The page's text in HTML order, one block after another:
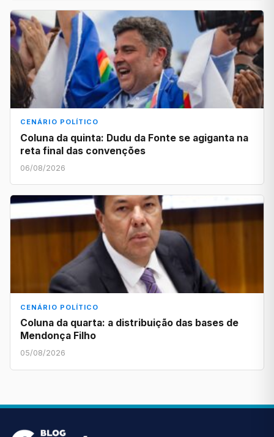
CENÁRIO POLÍTICO
Coluna da quinta: Dudu da Fonte se agiganta na
reta final das convenções
06/08/2026
CENÁRIO POLÍTICO
Coluna da quarta: a distribuição das bases de
Mendonça Filho
05/08/2026